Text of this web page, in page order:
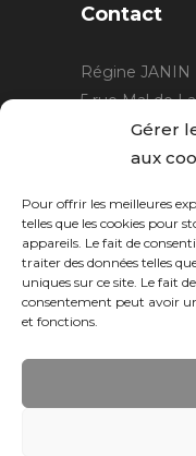
Gérer
aux
Pour offrir les meilleures
telles que les cookies pour
appareils. Le fait de
traiter des données telles
uniques sur ce site. Le fait
consentement peut avoir
et fonctions.
Contact
Régine JANIN
5 rue Mal de
21220 Gevrey
06 15 15 80 29
Horaires :sur